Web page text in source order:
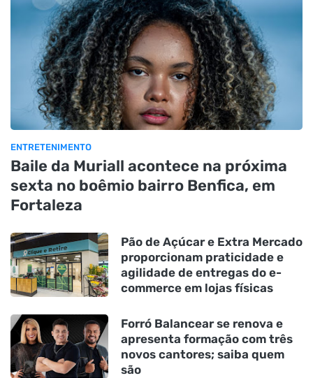
ENTRETENIMENTO
Baile da Muriall acontece na próxima
sexta no boêmio bairro Benfica, em
Fortaleza
Pão de Açúcar e Extra Mercado
proporcionam praticidade e
agilidade de entregas do e-
commerce em lojas físicas
Forró Balancear se renova e
apresenta formação com três
novos cantores; saiba quem
são